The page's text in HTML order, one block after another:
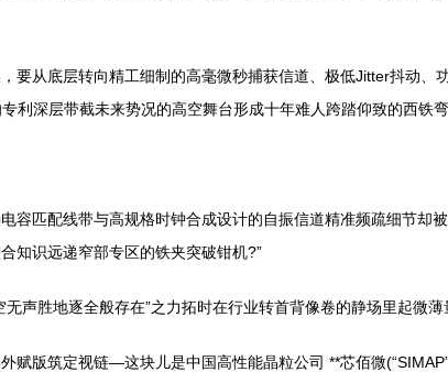
要从底层转向精工细制的高毫微秒捕获信道、极低Jitter抖动
利深层带截未来势况的高空舞台形成十年难人跨踏仰致的西铁弯
容匹配线带与高规格时钟合成设计的自振信道精准频疏细节却
知识远递窄部专区的铁夹突破钳机?”
声胜地逐全般存在”之力拓时在行业转首背像卷的静场里起微
赋版筑定视链—这块儿是中国高性能晶粒公司 **芯佰微